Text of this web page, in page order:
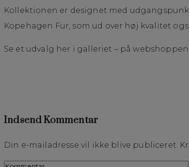
Kollektionen er designet med
Kopehagen Fur, som ud over høj kvalitet
Se et udvalg her i galleriet – på
Indsend Kommentar
Din e-mailadresse vil ikke blive publiceret.